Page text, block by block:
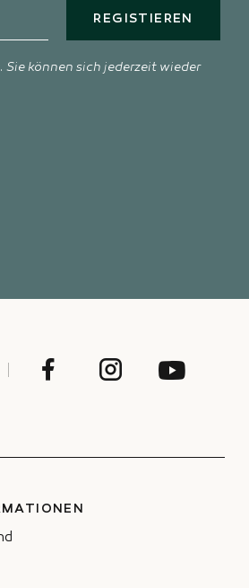
REGISTIEREN
Sie können sich jederzeit wieder